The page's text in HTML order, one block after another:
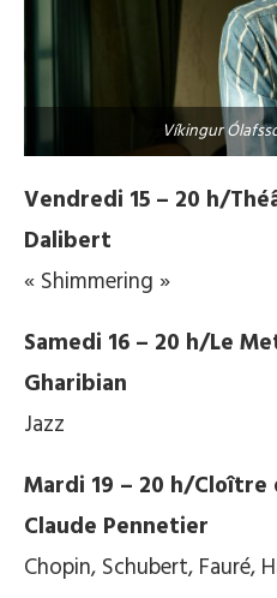
Víkingur
Vendredi 15 – 20 h/
Dalibert
« Shimmering »
Samedi 16 – 20 h/Le
Gharibian
Jazz
Mardi 19 – 20 h/Cloître
Claude Pennetier
Chopin, Schubert, Fauré,